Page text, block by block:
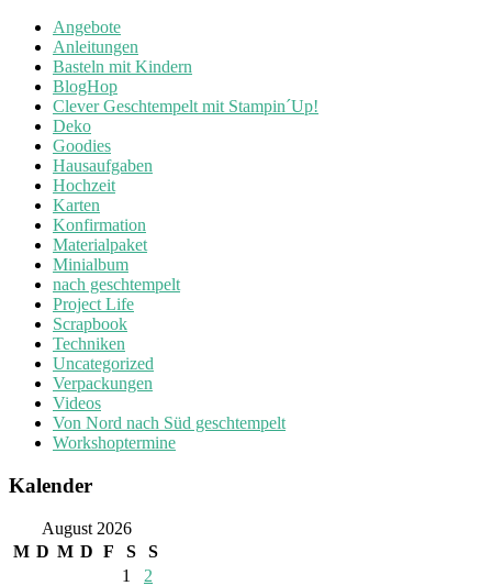
Angebote
Anleitungen
Basteln mit Kindern
BlogHop
Clever Geschtempelt mit Stampin´Up!
Deko
Goodies
Hausaufgaben
Hochzeit
Karten
Konfirmation
Materialpaket
Minialbum
nach geschtempelt
Project Life
Scrapbook
Techniken
Uncategorized
Verpackungen
Videos
Von Nord nach Süd geschtempelt
Workshoptermine
Kalender
August 2026
M D M D F S
S
1
2